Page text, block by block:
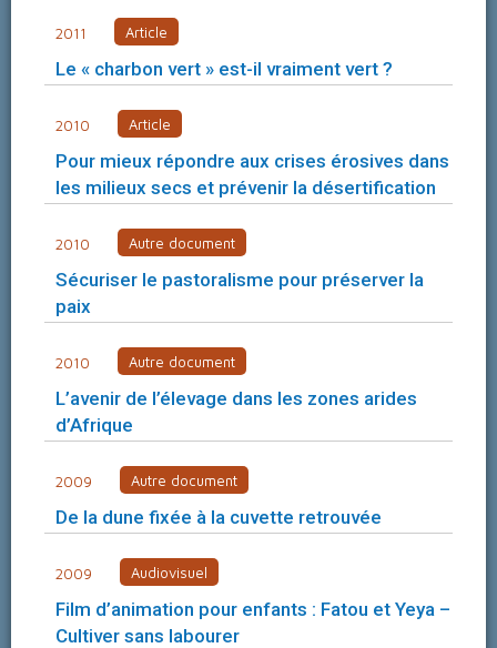
2011 Article
Le « charbon vert » est-il vraiment vert ?
2010 Article
Pour mieux répondre aux crises érosives dans
les milieux secs et prévenir la désertification
2010 Autre document
Sécuriser le pastoralisme pour préserver la
paix
2010 Autre document
L’avenir de l’élevage dans les zones arides
d’Afrique
2009 Autre document
De la dune fixée à la cuvette retrouvée
2009 Audiovisuel
Film d’animation pour enfants : Fatou et Yeya –
Cultiver sans labourer